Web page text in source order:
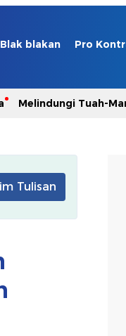
Blak blakan Pro
Melindungi Tuah-
Tulisan